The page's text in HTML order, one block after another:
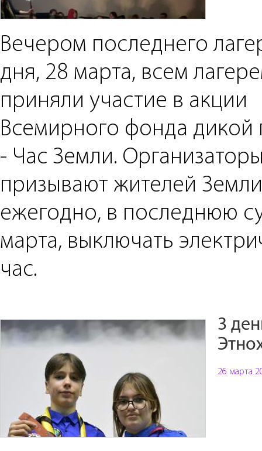
Вечером последнего
дня, 28 марта, всем
приняли участие в акции
Всемирного фонда
- Час Земли.
призывают жителей Земли
ежегодно, в последнюю
марта, выключать
час.
3
26 марта